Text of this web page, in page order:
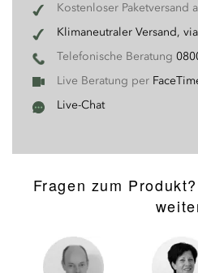
Kostenloser Paketversand
Klimaneutraler Versand,
Telefonische Beratung
Live Beratung per
Live-Chat
Fragen zum